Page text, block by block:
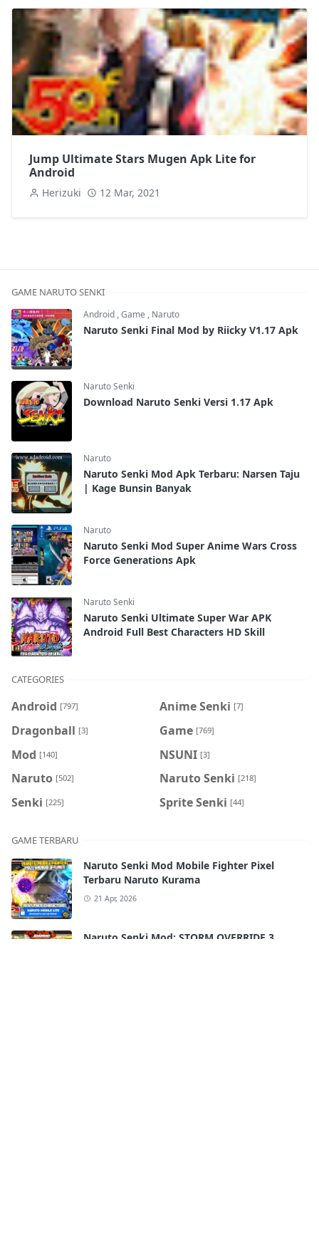
Jump Ultimate Stars Mugen Apk Lite for
Android
Herizuki 12 Mar, 2021
GAME NARUTO SENKI
Android ,Game , Naruto
Naruto Senki Final Mod by Riicky V1.17 Apk
Naruto Senki
Download Naruto Senki Versi 1.17 Apk
Naruto
Naruto Senki Mod Apk Terbaru: Narsen Taju
| Kage Bunsin Banyak
Naruto
Naruto Senki Mod Super Anime Wars Cross
Force Generations Apk
Naruto Senki
Naruto Senki Ultimate Super War APK
Android Full Best Characters HD Skill
CATEGORIES
Android [797] Anime Senki [7]
Dragonball [3] Game [769]
Mod [140] NSUNI [3]
Naruto [502] Naruto Senki [218]
Senki [225] Sprite Senki [44]
GAME TERBARU
Naruto Senki Mod Mobile Fighter Pixel
Terbaru Naruto Kurama
21 Apr, 2026
Naruto Senki Mod: STORM OVERRIDE 3